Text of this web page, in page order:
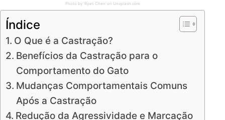
Photo by ‘Ryan Chen’ on Unsplash.com
Índice
O Que é a Castração?
Benefícios da Castração para o
Comportamento do Gato
Mudanças Comportamentais Comuns
Após a Castração
Redução da Agressividade e Marcação